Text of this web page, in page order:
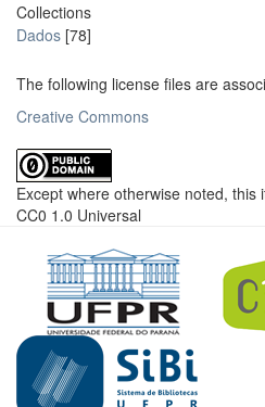
Collections
Dados [78]
The following license files are
Creative Commons
Except where otherwise noted,
CC0 1.0 Universal